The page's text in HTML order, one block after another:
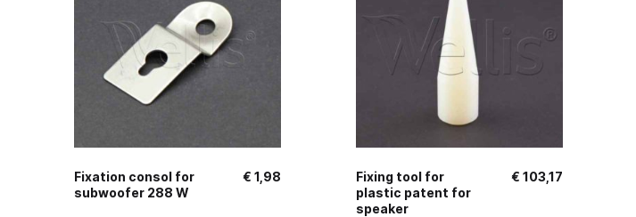
Fixation consol for
subwoofer 288 W
€ 1,98
Fixing tool for
plastic patent for
speaker
€ 103,17